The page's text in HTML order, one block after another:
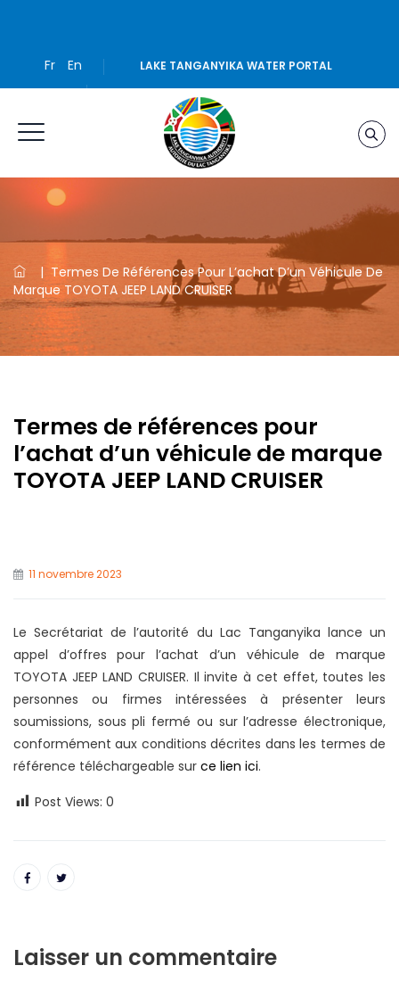
Fr En LAKE TANGANYIKA WATER PORTAL
| Termes De Références Pour L’achat D’un Véhicule De
Marque TOYOTA JEEP LAND CRUISER
Termes de références pour
l’achat d’un véhicule de marque
TOYOTA JEEP LAND CRUISER
11 novembre 2023
Le Secrétariat de l’autorité du Lac Tanganyika lance un
appel d’offres pour l’achat d’un véhicule de marque
TOYOTA JEEP LAND CRUISER. Il invite à cet effet, toutes les
personnes ou firmes intéressées à présenter leurs
soumissions, sous pli fermé ou sur l’adresse électronique,
conformément aux conditions décrites dans les termes de
référence téléchargeable sur ce lien ici.
Post Views: 0
Laisser un commentaire